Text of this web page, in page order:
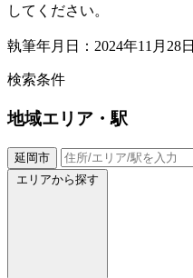
してください。
執筆年月日：2024年11月28日
検索条件
地域エリア・駅
延岡市
エリアから探す